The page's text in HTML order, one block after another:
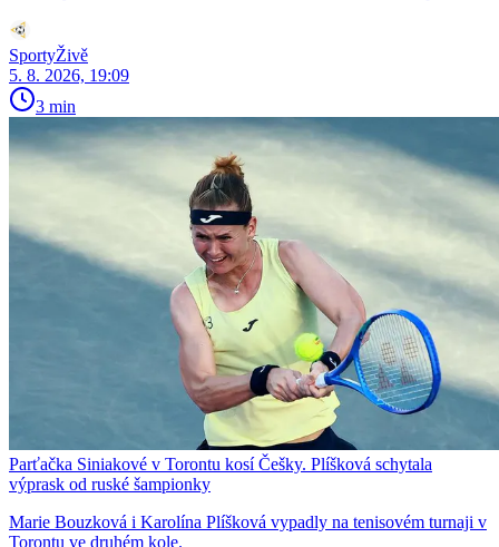
SportyŽivě
5. 8. 2026, 19:09
3 min
Parťačka Siniakové v Torontu kosí Češky. Plíšková schytala
výprask od ruské šampionky
Marie Bouzková i Karolína Plíšková vypadly na tenisovém turnaji v
Torontu ve druhém kole.